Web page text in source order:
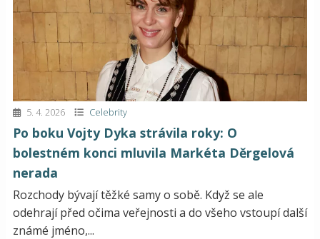
5. 4. 2026 Celebrity
Po boku Vojty Dyka strávila roky: O
bolestném konci mluvila Markéta Děrgelová
nerada
Rozchody bývají těžké samy o sobě. Když se ale
odehrají před očima veřejnosti a do všeho vstoupí další
známé jméno,...